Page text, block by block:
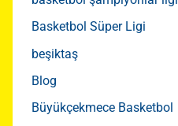
Basketbol Süper Ligi
beşiktaş
Blog
Büyükçekmece Basketbol